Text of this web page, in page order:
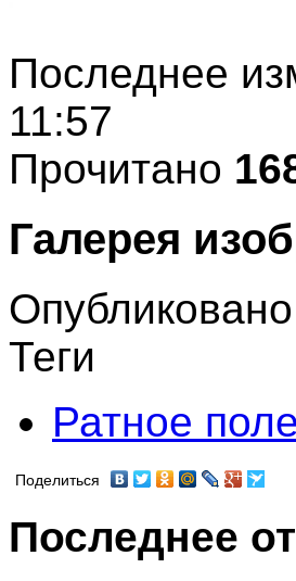
Последнее
11:57
Прочитано
Галерея
Теги
Ратное
Поделиться
Последнее от